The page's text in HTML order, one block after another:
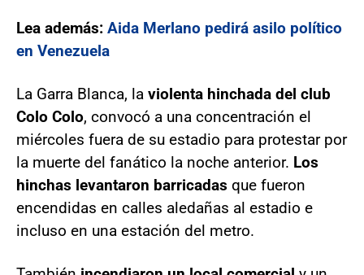
Lea además: Aida Merlano pedirá asilo político
en Venezuela
La Garra Blanca, la violenta hinchada del club
Colo Colo, convocó a una concentración el
miércoles fuera de su estadio para protestar por
la muerte del fanático la noche anterior. Los
hinchas levantaron barricadas que fueron
encendidas en calles aledañas al estadio e
incluso en una estación del metro.